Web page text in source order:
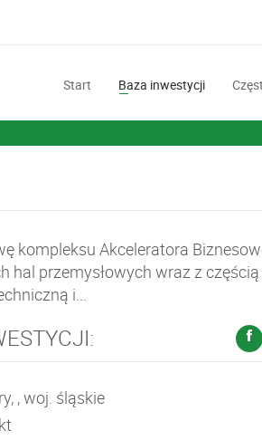
Start Baza inwestycji
kompleksu Akceleratora
hal przemysłowych wraz z częścią
i...
, woj. śląskie